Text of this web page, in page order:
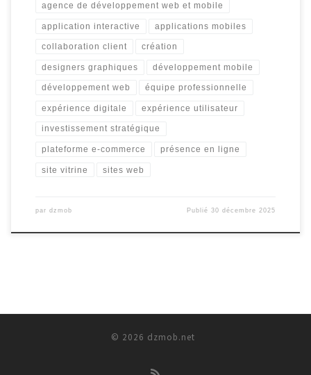
agence de développement web et mobile
application interactive applications mobiles
collaboration client création
designers graphiques développement mobile
développement web équipe professionnelle
expérience digitale expérience utilisateur
investissement stratégique
plateforme e-commerce présence en ligne
site vitrine sites web
par dzmob Publié30 décembre 2025
© 2026 dzmob.net